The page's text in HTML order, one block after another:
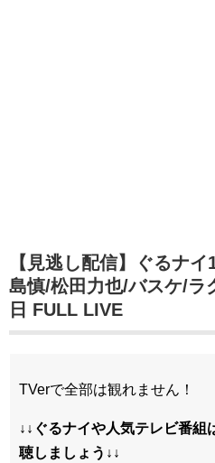
【見逃し配信】ぐるナ
島慎/松田力也/バスケ/ラ
日 FULL LIVE
TVerで全部は観れません！
↓↓ぐるナイや人気テレビ番組
聴しましょう↓↓